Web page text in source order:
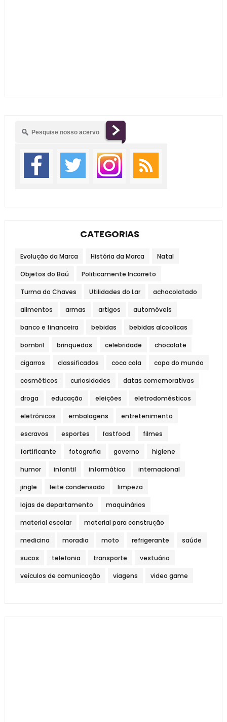
CATEGORIAS
Evolução da Marca História da Marca Natal
Objetos do Baú Politicamente Incorreto
Turma do Chaves Utilidades do Lar achocolatado
alimentos armas artigos automóveis
banco e financeira bebidas bebidas alcoolicas
bombril brinquedos celebridade chocolate
cigarros classificados coca cola copa do mundo
cosméticos curiosidades datas comemorativas
droga educação eleições eletrodomésticos
eletrônicos embalagens entretenimento
escravos esportes fastfood filmes
fortificante fotografia governo higiene
humor infantil informática internacional
jingle leite condensado limpeza
lojas de departamento maquinários
material escolar material para construção
medicina moradia moto refrigerante saúde
sucos telefonia transporte vestuário
veículos de comunicação viagens video game